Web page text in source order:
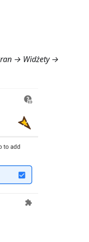
→ Widżety→